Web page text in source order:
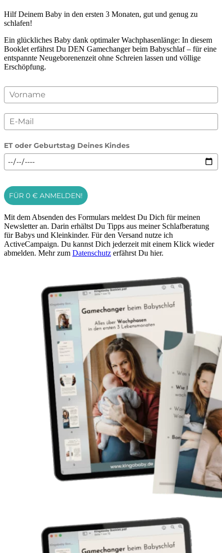
Hilf Deinem Baby in den ersten 3 Monaten, gut und genug zu
schlafen!
Ein glückliches Baby dank optimaler Wachphasenlänge: In diesem
Booklet erfährst Du DEN Gamechanger beim Babyschlaf – für eine
entspannte Neugeborenenzeit ohne Schreien lassen und völlige
Erschöpfung.
ET oder Geburtstag Deines Kindes
FÜR 0 € ANMELDEN!
Mit dem Absenden des Formulars meldest Du Dich für meinen
Newsletter an. Darin erhältst Du Tipps aus meiner Schlafberatung
für Babys und Kleinkinder. Für den Versand nutze ich
ActiveCampaign. Du kannst Dich jederzeit mit einem Klick wieder
abmelden. Mehr zum Datenschutz erfährst Du hier.